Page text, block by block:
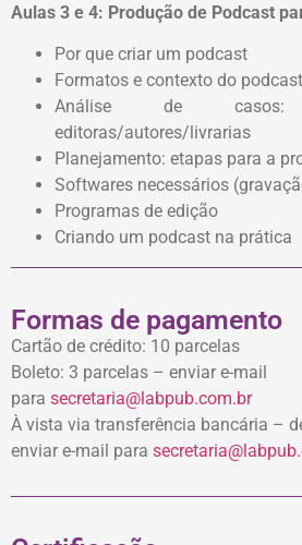
Aulas 3 e 4: Produção de Podcast
Por que criar um podcast
Formatos e contexto do podcast
Análise de
editoras/autores/livrarias
Planejamento: etapas para a
Softwares necessários
Programas de edição
Criando um podcast na prática
Formas de pagamento
Cartão de crédito: 10 parcelas
Boleto: 3 parcelas – enviar e-mail
para secretaria@labpub.com.br
À vista via transferência bancária –
enviar e-mail para